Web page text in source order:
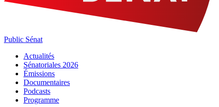
Public Sénat
Actualités
Sénatoriales 2026
Émissions
Documentaires
Podcasts
Programme